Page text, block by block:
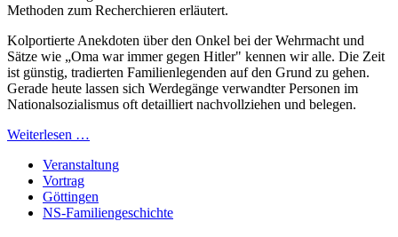
Methoden zum Recherchieren erläutert.
Kolportierte Anekdoten über den Onkel bei der Wehrmacht und
Sätze wie „Oma war immer gegen Hitler" kennen wir alle. Die Zeit
ist günstig, tradierten Familien­legenden auf den Grund zu gehen.
Gerade heute lassen sich Werde­gänge verwandter Personen im
National­sozialismus oft detailliert nach­vollziehen und belegen.
Weiterlesen …
Veranstaltung
Vortrag
Göttingen
NS-Familiengeschichte